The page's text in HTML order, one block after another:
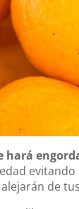
hará
de